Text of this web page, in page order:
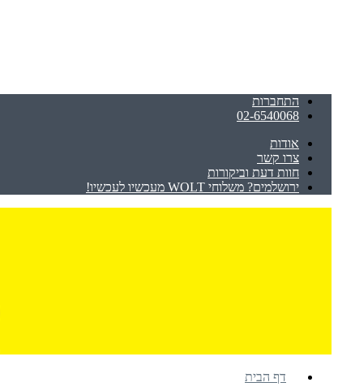
התחברות
02-6540068
אודות
צרו קשר
חוות דעת וביקורות
ירושלמים? משלוחי WOLT מעכשיו לעכשיו!
דף הבית